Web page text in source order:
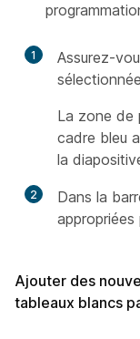
1
Assurez-
La zone de
cadre bleu
la
2
Dans la
Ajouter des
tableaux blancs